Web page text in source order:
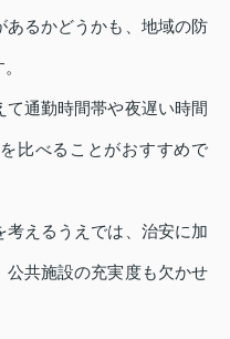
るかどうかも、地域の防
通勤時間帯や夜遅い時間
比べることがおすすめで
考えるうえでは、治安に加
公共施設の充実度も欠かせ